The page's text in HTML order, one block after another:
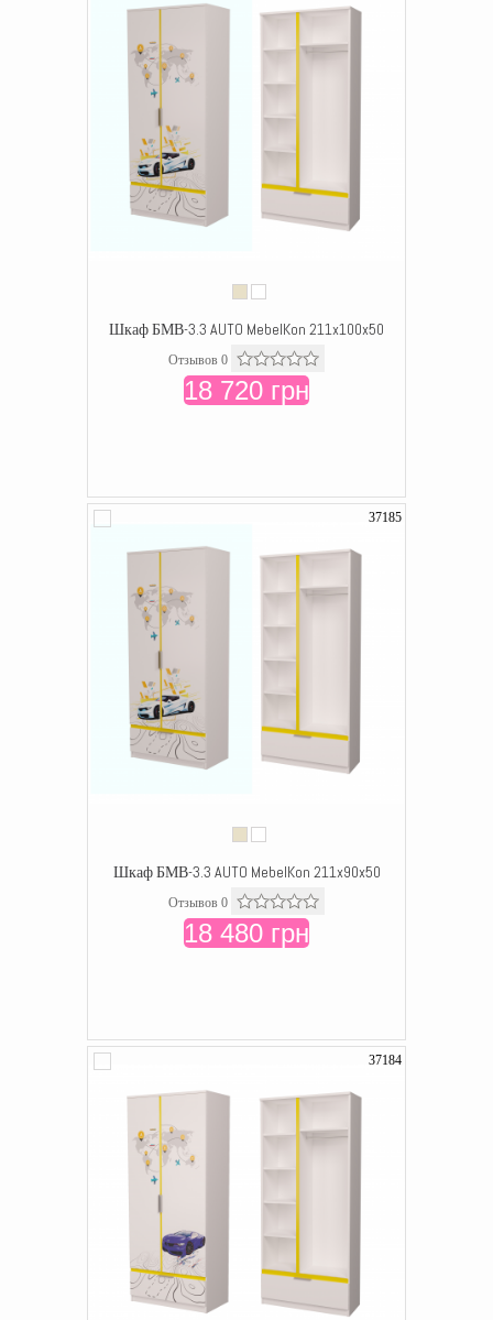
Шкаф БМВ-3.3 AUTO MebelKon 211x100x50
Отзывов 0
18 720 грн
37185
Шкаф БМВ-3.3 AUTO MebelKon 211x90x50
Отзывов 0
18 480 грн
37184